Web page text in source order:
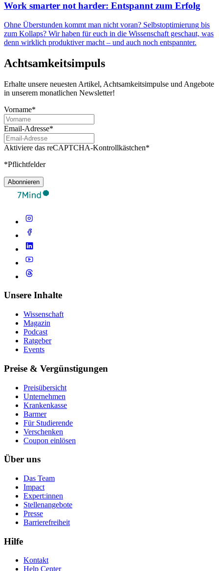
Work smarter not harder: Entspannt zum Erfolg
Ohne Überstunden kommt man nicht voran? Selbstoptimierung bis
zum Kollaps? Wir haben für euch in die Wissenschaft geschaut, was
denn wirklich produktiver macht – und auch noch entspannter.
Achtsamkeitsimpuls
Erhalte unsere neuesten Artikel, Achtsamkeitsimpulse und Angebote
in unserem monatlichen Newsletter!
Vorname*
Email-Adresse*
Aktiviere das reCAPTCHA-Kontrollkästchen*
*Pflichtfelder
Abonnieren
Unsere Inhalte
Wissenschaft
Magazin
Podcast
Ratgeber
Events
Preise & Vergünstigungen
Preisübersicht
Unternehmen
Krankenkasse
Barmer
Für Studierende
Ver­schen­ken
Coupon einlösen
Über uns
Das Team
Impact
Expert:innen
Stellenangebote
Presse
Barrierefreiheit
Hilfe
Kontakt
Help Center